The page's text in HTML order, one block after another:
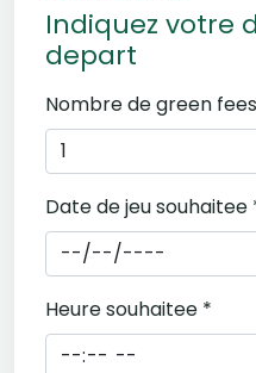
Indiquez votre
depart
Nombre de green
Date de jeu souhaitee
Heure souhaitee *